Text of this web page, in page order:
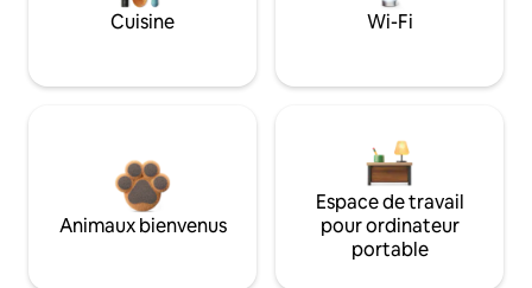
Cuisine Wi-Fi
Animaux bienvenus
Espace de travail
pour ordinateur
portable